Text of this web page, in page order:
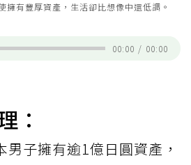
擁有豐厚資產，生活卻比想像中還低調。
00:00 / 00:00
：
男子擁有逾1億日圓資產，